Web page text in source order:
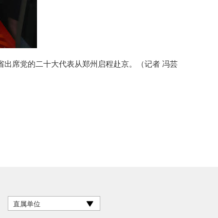
席党的二十大代表从郑州启程赴京。（记者 冯芸
直属单位